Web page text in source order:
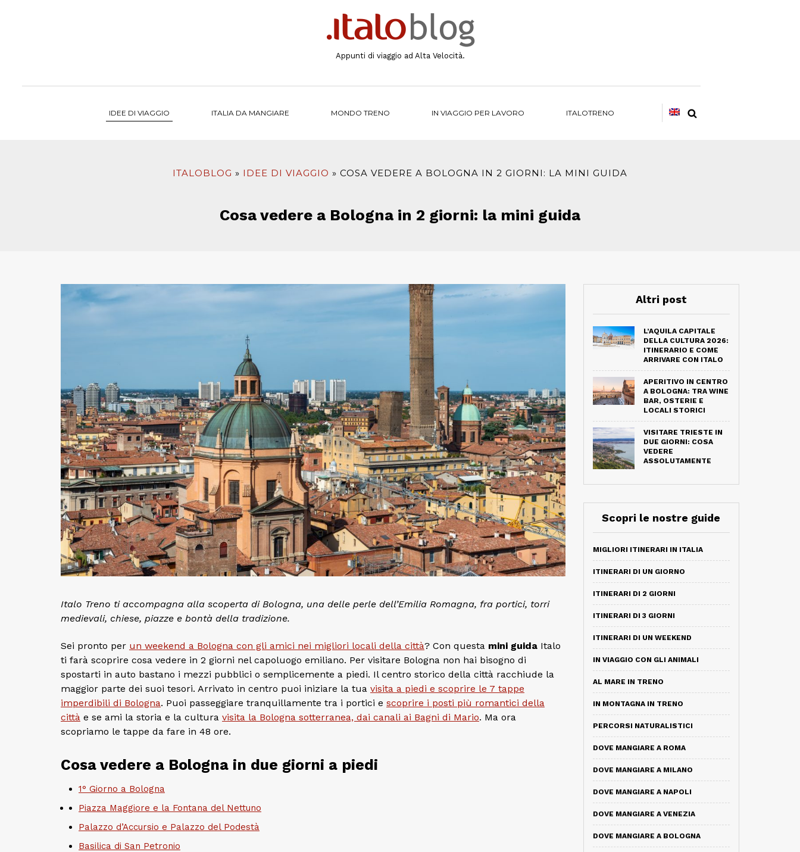
Appunti di viaggio ad Alta Velocità.
IDEE DI VIAGGIO ITALIA DA MANGIARE MONDO TRENO IN VIAGGIO PER LAVORO ITALOTRENO
ITALOBLOG IDEE DI VIAGGIO COSA VEDERE A BOLOGNA IN 2 GIORNI: LA MINI GUIDA
Cosa vedere a Bologna in 2 giorni: la mini guida
Italo Treno ti accompagna alla scoperta di Bologna, una delle perle dell’Emilia Romagna, fra portici, torri
medievali, chiese, piazze e bontà della tradizione.
Sei pronto per un weekend a Bologna con gli amici nei migliori locali della città? Con questa mini guida Italo
ti farà scoprire cosa vedere in 2 giorni nel capoluogo emiliano. Per visitare Bologna non hai bisogno di
spostarti in auto bastano i mezzi pubblici o semplicemente a piedi. Il centro storico della città racchiude la
maggior parte dei suoi tesori. Arrivato in centro puoi iniziare la tua visita a piedi e scoprire le 7 tappe
imperdibili di Bologna. Puoi passeggiare tranquillamente tra i portici e scoprire i posti più romantici della
città e se ami la storia e la cultura visita la Bologna sotterranea, dai canali ai Bagni di Mario. Ma ora
scopriamo le tappe da fare in 48 ore.
Cosa vedere a Bologna in due giorni a piedi
1° Giorno a Bologna
Piazza Maggiore e la Fontana del Nettuno
Palazzo d’Accursio e Palazzo del Podestà
Basilica di San Petronio
Altri post
L’AQUILA CAPITALE
DELLA CULTURA 2026:
ITINERARIO E COME
ARRIVARE CON ITALO
APERITIVO IN CENTRO
A BOLOGNA: TRA WINE
BAR, OSTERIE E
LOCALI STORICI
VISITARE TRIESTE IN
DUE GIORNI: COSA
VEDERE
ASSOLUTAMENTE
Scopri le nostre guide
MIGLIORI ITINERARI IN ITALIA
ITINERARI DI UN GIORNO
ITINERARI DI 2 GIORNI
ITINERARI DI 3 GIORNI
ITINERARI DI UN WEEKEND
IN VIAGGIO CON GLI ANIMALI
AL MARE IN TRENO
IN MONTAGNA IN TRENO
PERCORSI NATURALISTICI
DOVE MANGIARE A ROMA
DOVE MANGIARE A MILANO
DOVE MANGIARE A NAPOLI
DOVE MANGIARE A VENEZIA
DOVE MANGIARE A BOLOGNA